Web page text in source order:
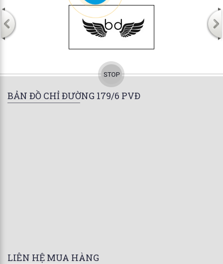
BẢN ĐỒ CHỈ ĐƯỜNG 179/6 PVĐ
LIÊN HỆ MUA HÀNG